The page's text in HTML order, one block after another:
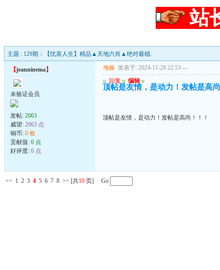
站
主题 : 129期：【忧喜人生】精品▲天地六肖▲绝对最稳.
【jeanninema】
未验证会员
发帖: 2063
威望: 2063 点
铜币: 0 枚
贡献值: 0 点
好评度: 0 点
地板 发表于: 2024-11-28 22:53 ---
u 回复 u 编辑 u
顶帖是友情，是动力！发帖是高
顶帖是友情，是动力！发帖是高尚！！！
<< 1 2 3 4 5 6 7 8 >> [共10 页] Go